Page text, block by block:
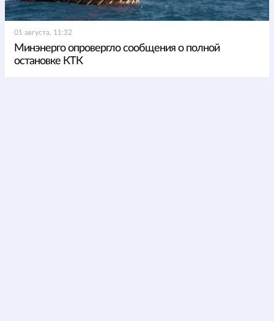
01 августа, 11:32
Минэнерго опровергло сообщения о полной
остановке КТК